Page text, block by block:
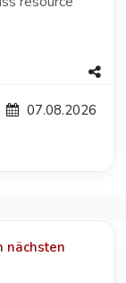
07.08.2026
nächsten